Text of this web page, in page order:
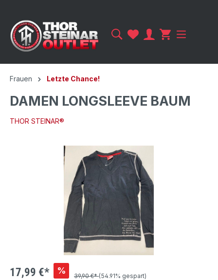
Frauen Letzte Chance!
DAMEN LONGSLEEVE BAUM
THOR STEINAR®
17,99 €* %
39,90 €*(54.91% gespart)